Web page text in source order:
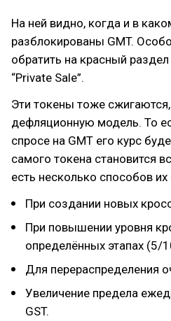
На ней видно, когда и в
разблокированы GMT.
обратить на красный
“Private Sale”.
Эти токены тоже
дефляционную модель. То
спросе на GMT его курс
самого токена становится
есть несколько способов их
При создании новых
При повышении уровня
определённых этапах
Для перераспределения
Увеличение предела
GST.